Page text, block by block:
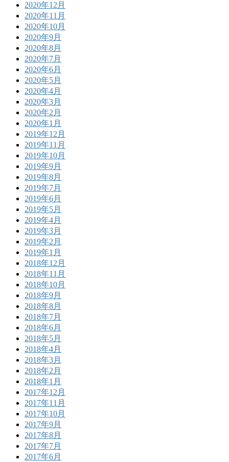
2020年12月
2020年11月
2020年10月
2020年9月
2020年8月
2020年7月
2020年6月
2020年5月
2020年4月
2020年3月
2020年2月
2020年1月
2019年12月
2019年11月
2019年10月
2019年9月
2019年8月
2019年7月
2019年6月
2019年5月
2019年4月
2019年3月
2019年2月
2019年1月
2018年12月
2018年11月
2018年10月
2018年9月
2018年8月
2018年7月
2018年6月
2018年5月
2018年4月
2018年3月
2018年2月
2018年1月
2017年12月
2017年11月
2017年10月
2017年9月
2017年8月
2017年7月
2017年6月